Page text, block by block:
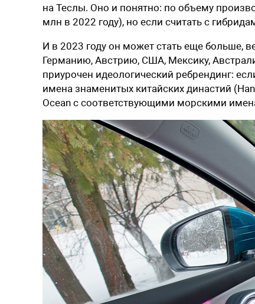
на Теслы. Оно и понятно: по объему
млн в 2022 году), но если считать с
И в 2023 году он может стать еще больше,
Германию, Австрию, США, Мексику,
приурочен идеологический ребрендинг:
имена знаменитых китайских династий
Ocean с соответствующими морскими